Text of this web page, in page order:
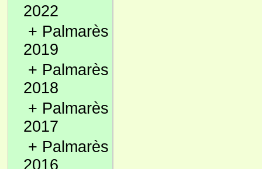
2022
+ Palmarès
2019
+ Palmarès
2018
+ Palmarès
2017
+ Palmarès
2016